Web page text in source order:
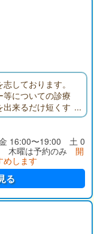
しております。
についての診療
来るだけ短くす
す。
16:00〜19:00 土 0
木曜は予約のみ 開
めします
る